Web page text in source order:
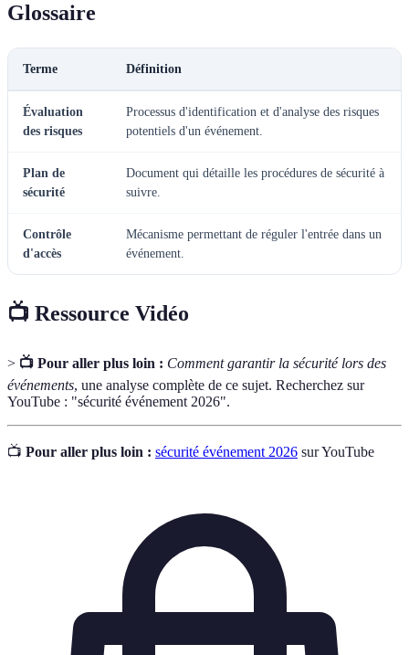
Glossaire
Terme Définition
Évaluation
des risques
Processus d'identification et d'analyse des risques
potentiels d'un événement.
Plan de
sécurité
Document qui détaille les procédures de sécurité à
suivre.
Contrôle
d'accès
Mécanisme permettant de réguler l'entrée dans un
événement.
📺 Ressource Vidéo
> 📺 Pour aller plus loin : Comment garantir la sécurité lors des
événements, une analyse complète de ce sujet. Recherchez sur
YouTube : "sécurité événement 2026".
📺 Pour aller plus loin : sécurité événement 2026 sur YouTube